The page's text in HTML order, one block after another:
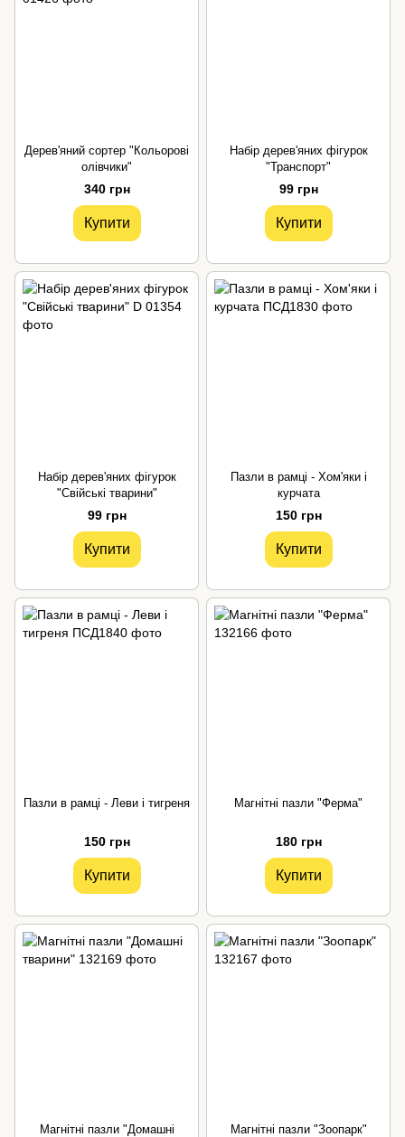
Дерев'яний сортер "Кольорові
олівчики"
340 грн
Купити
Набір дерев'яних фігурок
"Транспорт"
99 грн
Купити
Набір дерев'яних фігурок
"Свійські тварини"
99 грн
Купити
Пазли в рамці - Хом'яки і
курчата
150 грн
Купити
Пазли в рамці - Леви і тигреня
150 грн
Купити
Магнітні пазли "Ферма"
180 грн
Купити
Магнітні пазли "Домашні
Магнітні пазли "Зоопарк"